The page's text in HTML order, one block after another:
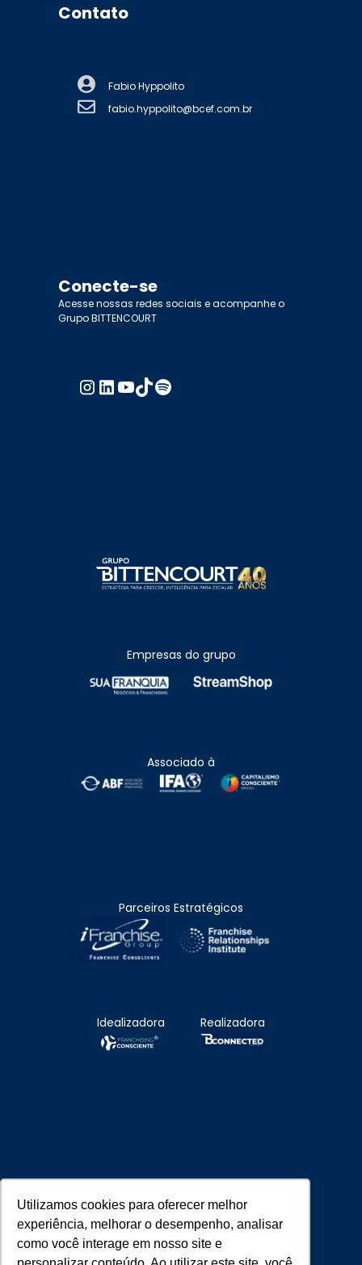
Utilizamos cookies para oferecer melhor
experiência, melhorar o desempenho, analisar
como você interage em nosso site e
Contato
Fabio Hyppolito
fabio.hyppolito@bcef.com.br
Conecte-se
Acesse nossas redes sociais e acompanhe o
Grupo BITTENCOURT
Empresas do grupo
Associado à
Parceiros Estratégicos
Idealizadora Realizadora
Parceiros Estratégicos